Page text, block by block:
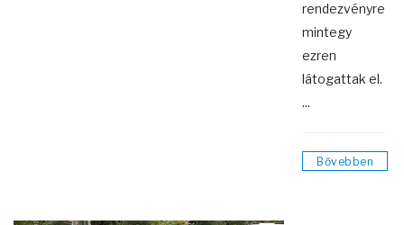
rendezvényre
mintegy
ezren
látogattak el.
...
Bővebben